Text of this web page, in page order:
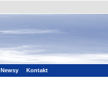
Newsy Kontakt